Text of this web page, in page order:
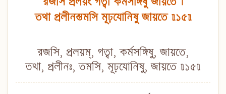
তথা প্রলীনস্তমসি মূঢ়যোনিষু জায়তে ॥১৫॥
রজসি, প্রলয়ম্, গত্বা, কর্মসঙ্গিষু, জায়তে,
তথা, প্রলীনঃ, তমসি, মূঢ়যোনিষু, জায়তে ॥১৫॥